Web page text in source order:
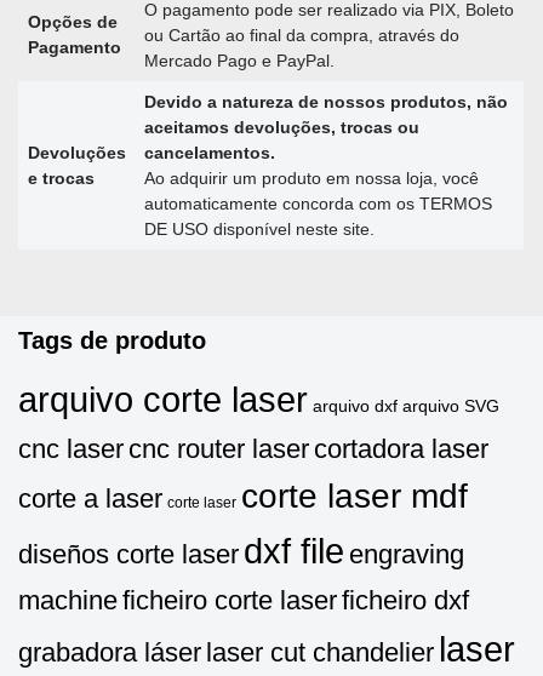
Opções de
Pagamento
O pagamento pode ser realizado via PIX, Boleto
ou Cartão ao final da compra, através do
Mercado Pago e PayPal.
Devoluções
e trocas
Devido a natureza de nossos produtos, não
aceitamos devoluções, trocas ou
cancelamentos.
Ao adquirir um produto em nossa loja, você
automaticamente concorda com os TERMOS
DE USO disponível neste site.
Tags de produto
arquivo corte laser arquivo dxf arquivo SVG
cnc laser cnc router laser cortadora laser
corte a laser corte laser corte laser mdf
diseños corte laser dxf file engraving
machineficheiro corte laserficheiro dxf
grabadora láser laser cut chandelier laser